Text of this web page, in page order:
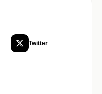
Twitter